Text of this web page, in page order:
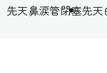
先天鼻涙管閉塞先天